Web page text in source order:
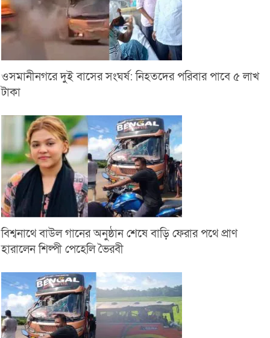
ওসমানীনগরে দুই বাসের সংঘর্ষ: নিহতদের পরিবার পাবে ৫ লাখ
টাকা
বিশ্বনাথে বাউল গানের অনুষ্ঠান শেষে বাড়ি ফেরার পথে প্রাণ
হারালেন শিল্পী পেহেলি ভৈরবী